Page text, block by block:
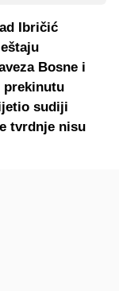
Ibričić
Bosne i
prekinutu
sudiji
tvrdnje nisu